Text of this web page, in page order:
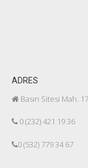
ADRES
Basın Sitesi Mah.
0 (232) 421 19 36
0 (532) 779 34 67